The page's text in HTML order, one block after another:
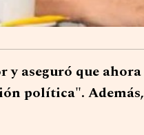
y aseguró que ahora
política". Además,